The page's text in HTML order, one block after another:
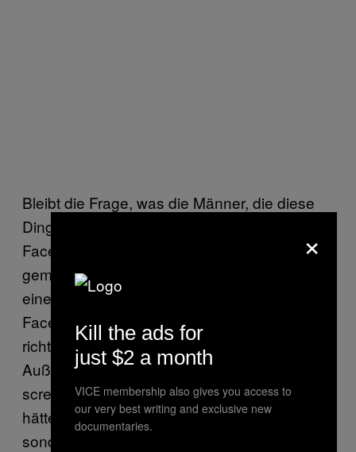
Bleibt die Frage, was die Männer, die diese
Dinge über mich gepostet haben, laut
Facebook richtig gemacht und was ich falsch
gemacht habe. Auf eine wütende Mail und
einen noch wütenderen Anruf antwortet
Facebook Folgendes: „Facebook ist auf das
richtige Melden von Inhalten angewiesen.”
Außerdem dürfe man keine Privatnachrichten
screenshotten und veröffentlichen. Heißt: Ich
hätte den Poster nicht blockieren dürfen,
sondern ihn selbst melden müssen. Er wurde
×
Kill the ads for
just $2 a month
VICE membership also gives you access to
our very best writing and exclusive new
documentaries.